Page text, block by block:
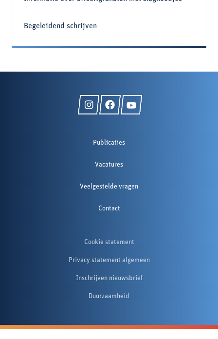
Begeleidend schrijven
Publicaties
Vacatures
Veelgestelde vragen
Contact
Cookie statement
Privacy statement algemeen
Inschrijven nieuwsbrief
Duurzaamheid